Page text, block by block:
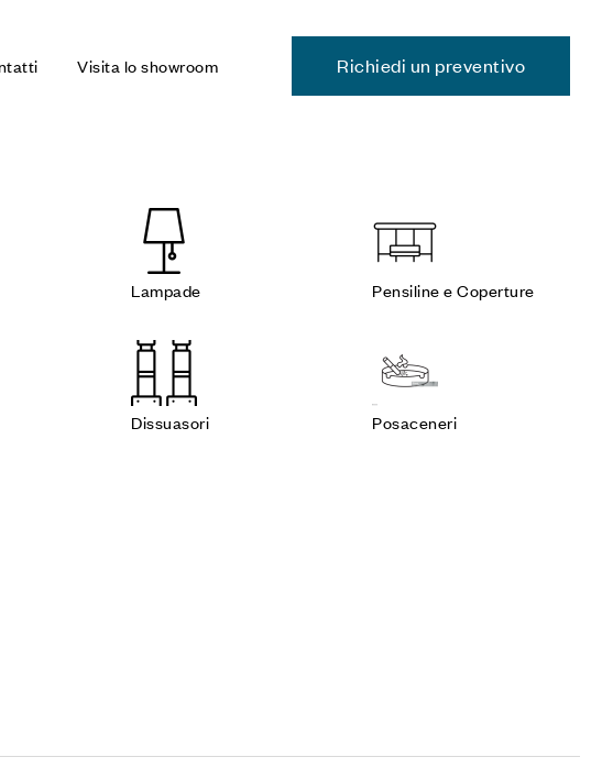
Visita lo showroom Richiedi un preventivo
Lampade Pensiline e Coperture
Dissuasori Posaceneri